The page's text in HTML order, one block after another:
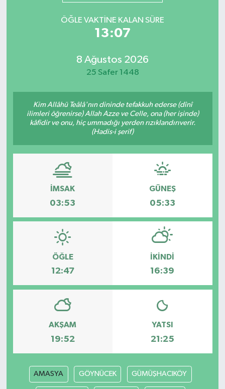
ÖĞLE VAKTINE KALAN SÜRE
13:07
8 Ağustos 2026
25 Safer 1448
Kim Allâhü Teâlâ'nın dininde tefakkuh ederse (dînî
ilimleri öğrenirse) Allah Azze ve Celle, ona (her işinde)
kâfidir ve onu, hiç ummadığı yerden rızıklandırıverir.
(Hadis-i şerif)
İMSAK
03:53
GÜNEŞ
05:33
ÖĞLE
12:47
İKINDI
16:39
AKŞAM
19:52
YATSI
21:25
AMASYA GÖYNÜCEK GÜMÜŞHACIKÖY
Mevzuat